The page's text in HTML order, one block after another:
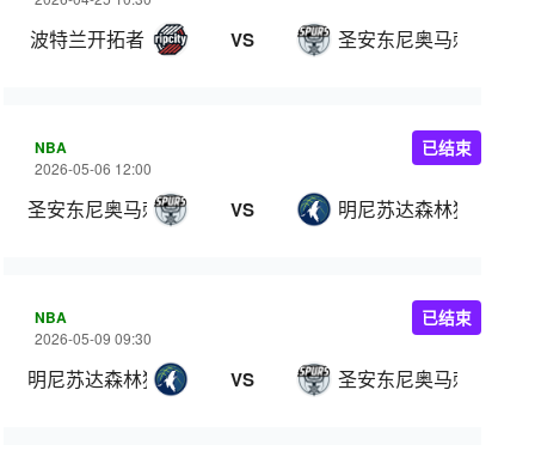
波特兰开拓者 VS 圣安东尼奥马刺
NBA
2026-05-06 12:00
圣安东尼奥马刺 VS 明尼苏达森林狼
已结束
NBA
2026-05-09 09:30
明尼苏达森林狼 VS 圣安东尼奥马刺
已结束